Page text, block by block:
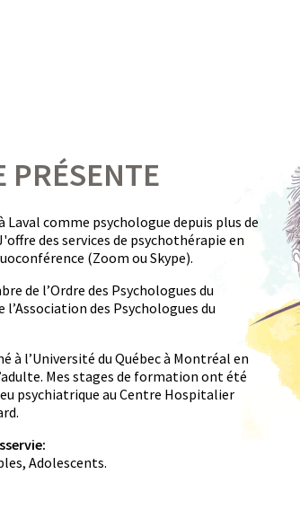
PRÉSENTE
Laval comme psychologue depuis plus de
des services de psychothérapie en
(Zoom ou Skype).
de l’Ordre des Psychologues du
l’Association des Psychologues du
à l’Université du Québec à Montréal en
Mes stages de formation ont été
psychiatrique au Centre Hospitalier
Adolescents.